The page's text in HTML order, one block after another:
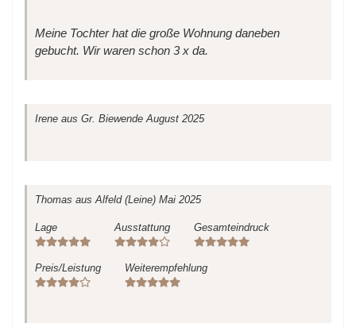
Meine Tochter hat die große Wohnung daneben
gebucht. Wir waren schon 3 x da.
Irene aus Gr. Biewende August 2025
Thomas aus Alfeld (Leine) Mai 2025
Lage Ausstattung Gesamteindruck
Preis/Leistung Weiterempfehlung